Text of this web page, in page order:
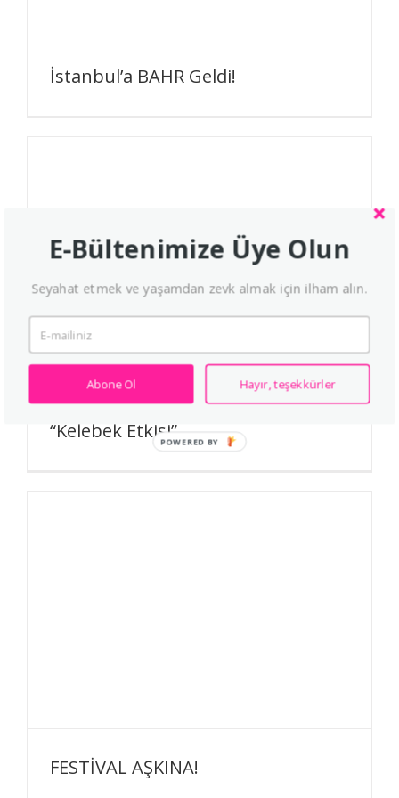
İstanbul’a BAHR Geldi!
Özdemir Erdoğan’ın Bal Gibi Sesi ve
“Kelebek Etkisi”
FESTİVAL AŞKINA!
E-Bültenimize Üye Olun
Seyahat etmek ve yaşamdan zevk almak için ilham alın.
Abone Ol Hayır, teşekkürler
POWERED BY